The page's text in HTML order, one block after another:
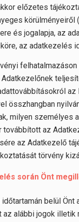
előzetes
körülményeiről
és jogalapja, az
az adatkezelés
az
összhangban
milyen személyes
továbbított az
az Adatkezelő
törvény
során Önt
belül Önt
alábbi jogok illetik